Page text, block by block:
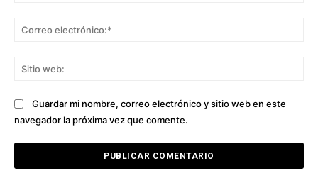
Guardar mi nombre, correo electrónico y sitio web en este
navegador la próxima vez que comente.